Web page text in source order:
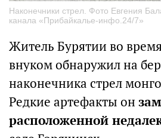
Наконечники стрел. Фото Eвгeния
канала «Прибайкалье-инфо.24/7»
Житель Бурятии во
внуком обнаружил на
наконечника стрел
Редкие артефакты он
расположенной